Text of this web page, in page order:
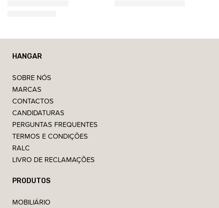
HANGAR
SOBRE NÓS
MARCAS
CONTACTOS
CANDIDATURAS
PERGUNTAS FREQUENTES
TERMOS E CONDIÇÕES
RALC
LIVRO DE RECLAMAÇÕES
PRODUTOS
MOBILIÁRIO